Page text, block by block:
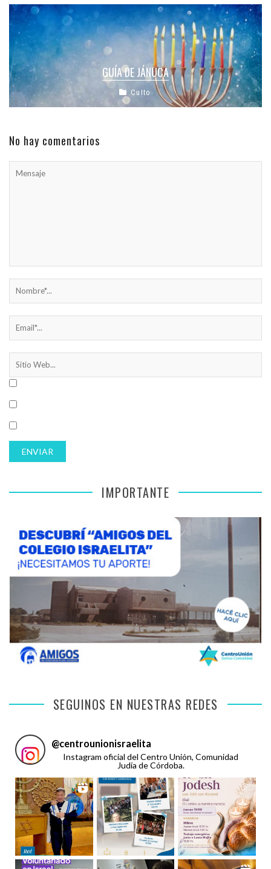
GUÍA DE JÁNUCA
Culto
No hay comentarios
IMPORTANTE
SEGUINOS EN NUESTRAS REDES
@centrounionisraelita
Instagram oficial del Centro Unión, Comunidad
Judía de Córdoba.